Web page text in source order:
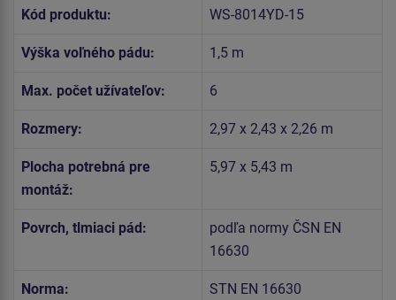
Kód produktu: WS-8014YD-15
Výška voľného pádu: 1,5 m
Max. počet užívateľov: 6
Rozmery: 2,97 x 2,43 x 2,26 m
Plocha potrebná pre
montáž:
5,97 x 5,43 m
Povrch, tlmiaci pád:
podľa normy ČSN EN
16630
Norma: STN EN 16630